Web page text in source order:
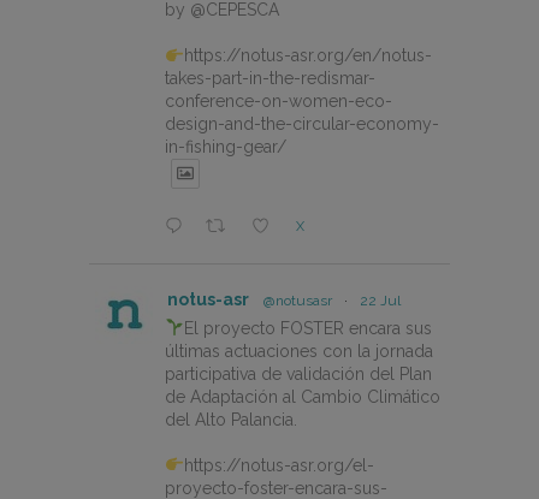
by @CEPESCA
https://notus-asr.org/en/notus-
takes-part-in-the-redismar-
conference-on-women-eco-
design-and-the-circular-economy-
in-fishing-gear/
X
notus-asr @notusasr · 22 Jul
El proyecto FOSTER encara sus
últimas actuaciones con la jornada
participativa de validación del Plan
de Adaptación al Cambio Climático
del Alto Palancia.
https://notus-asr.org/el-
proyecto-foster-encara-sus-